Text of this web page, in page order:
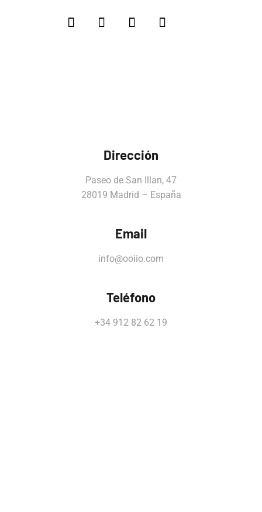
Dirección
Paseo de San Illan, 47
28019 Madrid – España
Email
info@ooiio.com
Teléfono
+34 912 82 62 19